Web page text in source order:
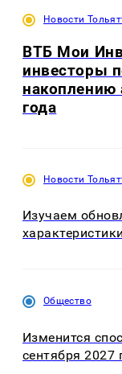
Новости
ВТБ Мои
инвесторы
накоплению
года
Новости
Изучаем
Общество
Изменится
сентября 2027